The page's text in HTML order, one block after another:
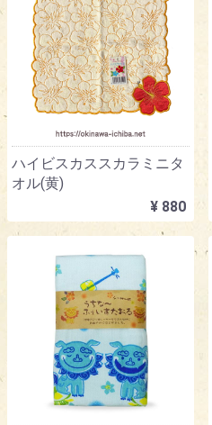
ハイビスカススカラミニタ
オル(黄)
¥ 880